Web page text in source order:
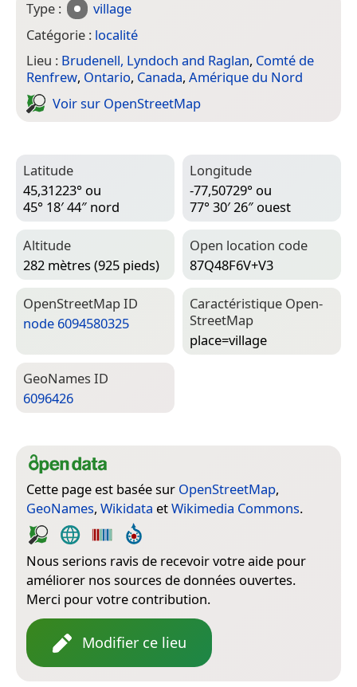
Type :
village
Catégorie : localité
Lieu : Brudenell, Lyndoch and Raglan, Comté de
Renfrew, Ontario, Canada, Amérique du Nord
Voir sur Open­Street­Map
Latitude
45,31223° ou
45° 18′ 44″ nord
Longitude
-77,50729° ou
77° 30′ 26″ ouest
Altitude
282 mètres (925 pieds)
Open location code
87Q48F6V+V3
Open­Street­Map ID
node 6094580325
Caractéristique Open­
Street­Map
place=­village
Geo­Names ID
6096426
Cette page est basée sur OpenStreetMap,
GeoNames, Wikidata etWikimedia Commons.
Nous serions ravis de recevoir votre aide pour
améliorer nos sources de données ouvertes.
Merci pour votre contribution.
Modifier ce lieu